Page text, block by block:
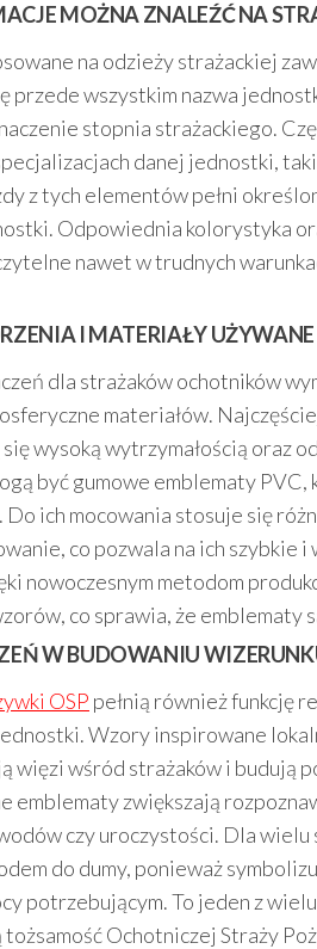
MOŻNA ZNALEŹĆ NA
na odzieży strażackiej
przede wszystkim nazwa
stopnia strażackiego.
danej jednostki,
z tych elementów pełni
Odpowiednia kolorystyka
nawet w trudnych
I MATERIAŁY
dla strażaków ochotników
materiałów.
wysoką wytrzymałością oraz
być gumowe emblematy
Do ich mocowania stosuje się
co pozwala na ich szybkie
nowoczesnym metodom
co sprawia, że emblematy
W BUDOWANIU
OSP pełnią również funkcję
Wzory inspirowane
więzi wśród strażaków i budują
emblematy zwiększają
czy uroczystości. Dla
do dumy, ponieważ
potrzebującym. To jeden z
Ochotniczej Straży